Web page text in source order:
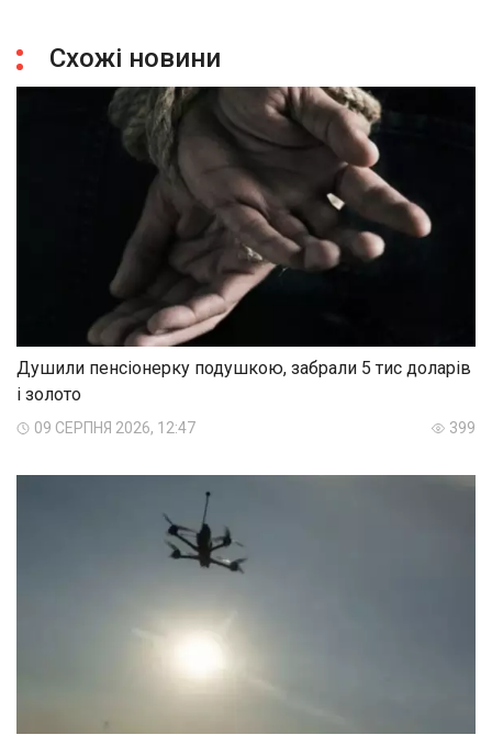
Схожі новини
Душили пенсіонерку подушкою, забрали 5 тис доларів
і золото
09 СЕРПНЯ 2026, 12:47 399